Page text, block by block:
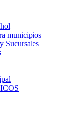
municipios
Sucursales